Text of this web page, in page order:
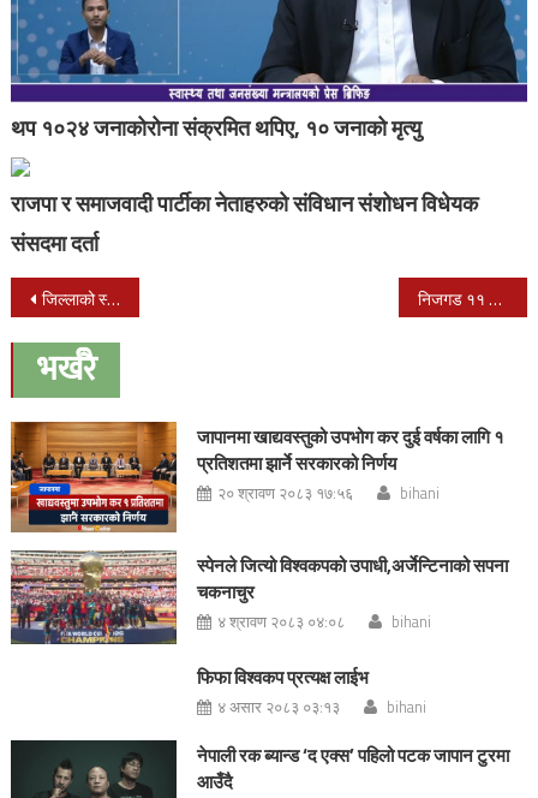
थप १०२४ जनाकोरोना संक्रमित थपिए, १० जनाको मृत्यु
राजपा र समाजवादी पार्टीका नेताहरुको संविधान संशोधन विधेयक
संसदमा दर्ता
Post
navigation
जिल्लाको स्वास्थ्य विकासको लागी सधैँ लागी रहने डाक्डर :विश्वकर्मा निजगड ११ रतनपुर बारामा ओडा अध्यक्षको लागि तीन हस्तिहरुको प्रस्तिस्प्रधा
भर्खरै
जापानमा खाद्यवस्तुको उपभोग कर दुई वर्षका लागि १
प्रतिशतमा झार्ने सरकारको निर्णय
२० श्रावण २०८३ १७:५६ bihani
स्पेनले जित्यो विश्वकपको उपाधी,अर्जेन्टिनाको सपना
चकनाचुर
४ श्रावण २०८३ ०४:०८ bihani
फिफा विश्वकप प्रत्यक्ष लाईभ
४ असार २०८३ ०३:१३ bihani
नेपाली रक ब्यान्ड ‘द एक्स’ पहिलो पटक जापान टुरमा
आउँदै